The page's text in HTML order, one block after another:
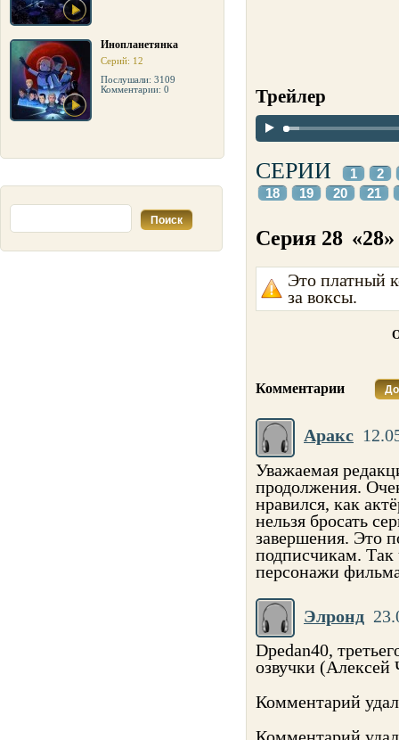
Инопланетянка
Серий: 12
Послушали: 3109
Комментарии: 0
Трейлер
СЕРИИ 1
2
18
19 20 21
Серия 28 «28»
Это платный
за воксы.
Комментарии
Аракс
Уважаемая
продолжения.
нравился, как
нельзя бросать
завершения. Это
подписчикам.
персонажи
Элронд
Dpedan40,
озвучки (Алексей
Комментарий